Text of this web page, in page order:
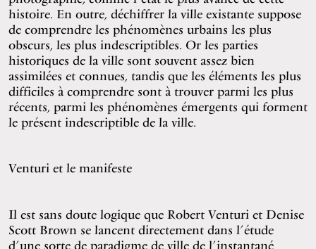
histoire. En outre, déchiffrer la ville existante suppose
de comprendre les phénomènes urbains les plus
obscurs, les plus indescriptibles. Or les parties
historiques de la ville sont souvent assez bien
assimilées et connues, tandis que les éléments les plus
difficiles à comprendre sont à trouver parmi les plus
récents, parmi les phénomènes émergents qui forment
le présent indescriptible de la ville.
Venturi et le manifeste
Il est sans doute logique que Robert Venturi et Denise
Scott Brown se lancent directement dans l’étude
d’une sorte de paradigme de ville de l’instantané